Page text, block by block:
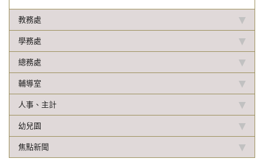
教務處
學務處
總務處
輔導室
人事、主計
幼兒園
焦點新聞